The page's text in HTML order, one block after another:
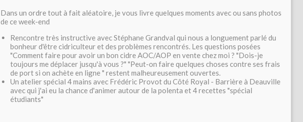
Dans un ordre tout à fait aléatoire, je vous livre quelques moments avec ou sans photos
de ce week-end
Rencontre très instructive avec Stéphane Grandval qui nous a longuement parlé du
bonheur d'être cidriculteur et des problèmes rencontrés. Les questions posées
"Comment faire pour avoir un bon cidre AOC/AOP en vente chez moi ? "Dois-je
toujours me déplacer jusqu'à vous ?" "Peut-on faire quelques choses contre ses frais
de port si on achète en ligne " restent malheureusement ouvertes.
Un atelier spécial 4 mains avec Frédéric Provot du Côté Royal - Barrière à Deauville
avec qui j'ai eu la chance d'animer autour de la polenta et 4 recettes "spécial
étudiants"